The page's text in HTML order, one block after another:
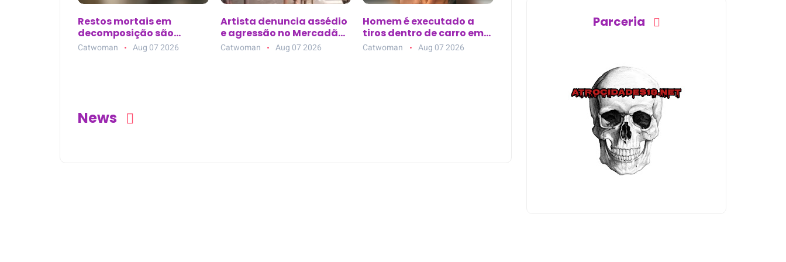
Restos mortais em
decomposição são
encontrados em
plantação de dendê em
Catwoman Aug 07 2026
Artista denuncia assédio
e agressão no Mercadão
2000, em Santarém (PA)
Catwoman Aug 07 2026
Homem é executado a
tiros dentro de carro em
posto de combustível em
Nazaré da Mata (PE)
Catwoman Aug 07 2026
News
Parceria